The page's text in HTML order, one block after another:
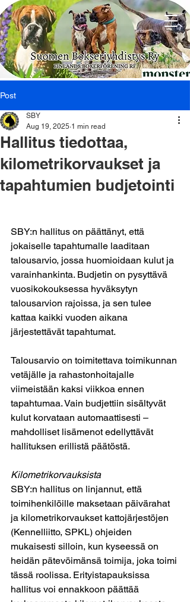
Post
Hallitus tiedottaa,
kilometrikorvaukset ja
tapahtumien budjetointi
SBY
Aug 19, 2025 1 min read
SBY:n hallitus on päättänyt, että
jokaiselle tapahtumalle laaditaan
talousarvio, jossa huomioidaan kulut ja
varainhankinta. Budjetin on pysyttävä
vuosikokouksessa hyväksytyn
talousarvion rajoissa, ja sen tulee
kattaa kaikki vuoden aikana
järjestettävät tapahtumat.
Talousarvio on toimitettava toimikunnan
vetäjälle ja rahastonhoitajalle
viimeistään kaksi viikkoa ennen
tapahtumaa. Vain budjettiin sisältyvät
kulut korvataan automaattisesti –
mahdolliset lisämenot edellyttävät
hallituksen erillistä päätöstä.
Kilometrikorvauksista
SBY:n hallitus on linjannut, että
toimihenkilöille maksetaan päivärahat
ja kilometrikorvaukset kattojärjestöjen
(Kennelliitto, SPKL) ohjeiden
mukaisesti silloin, kun kyseessä on
heidän pätevöimänsä toimija, joka toimi
tässä roolissa. Erityistapauksissa
hallitus voi ennakkoon päättää